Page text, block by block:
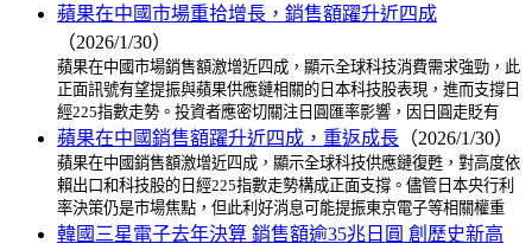
蘋果在中國市場重拾增長，銷售額躍升近四成
（2026/1/30）
蘋果在中國市場銷售額激增近四成，顯示全球科技消費需求強勁，此
正面訊號有望提振與蘋果供應鏈相關的日本科技股表現，進而支撐日
經225指數走勢。投資者應密切關注日圓匯率影響，因日圓走貶有
蘋果在中國銷售額躍升近四成，重返成長 （2026/1/30）
蘋果在中國銷售額激增近四成，顯示全球科技供應鏈復甦，對高度依
賴出口和科技股的日經225指數走勢構成正面支撐。儘管日本央行利
率決策仍是市場焦點，但此利好消息可能提振東京電子等相關權重
韓國三星電子去年決算 銷售額逾35兆日圓 創歷史新高